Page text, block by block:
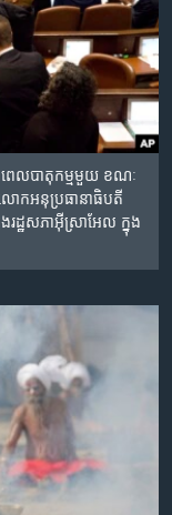
ពេល​បាតុកម្ម​មួយ ខណៈ​
ក​អនុប្រធានាធិបតី​
រដ្ឋសភា​អ៊ីស្រាអែល ក្នុង​